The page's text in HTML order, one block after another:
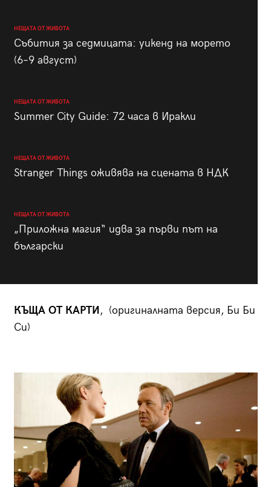
НЕЩАТА ОТ ЖИВОТА
Събития за седмицата: уикенд на морето
(6–9 август)
НЕЩАТА ОТ ЖИВОТА
Summer City Guide: 72 часа в Иракли
НЕЩАТА ОТ ЖИВОТА
Stranger Things оживява на сцената в НДК
НЕЩАТА ОТ ЖИВОТА
„Приложна магия“ идва за първи път на
български
КЪЩА ОТ КАРТИ, (оригиналната версия, Би Би
Си)